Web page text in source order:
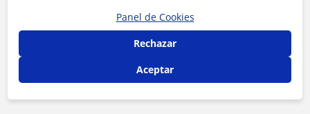
Contactar ahora
Panel de Cookies
Rechazar
Aceptar